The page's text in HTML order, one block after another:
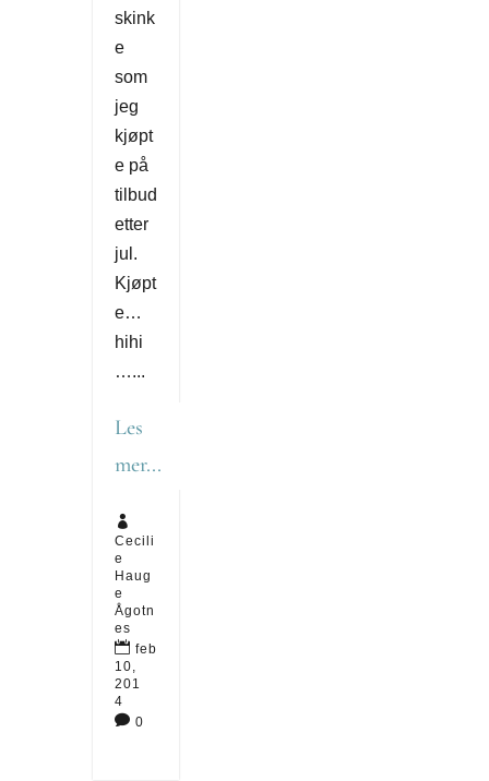
skink
e
som
jeg
kjøpt
e på
tilbud
etter
jul.
Kjøpt
e…
hihi
…...
Les
mer...

Cecili
e
Haug
e
Ågotn
es
 feb
10,
201
4
 0